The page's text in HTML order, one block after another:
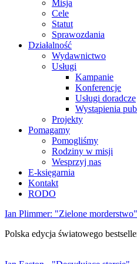
Misja
Cele
Statut
Sprawozdania
Działalność
Wydawnictwo
Usługi
Kampanie
Konferencje
Usługi doradcze
Wystąpienia
Projekty
Pomagamy
Pomogliśmy
Rodziny w misji
Wesprzyj nas
E-księgarnia
Kontakt
RODO
Ian Plimmer: "Zielone morderstwo"
Polska edycja światowego